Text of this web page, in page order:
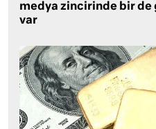
medya zincirinde bir de
var